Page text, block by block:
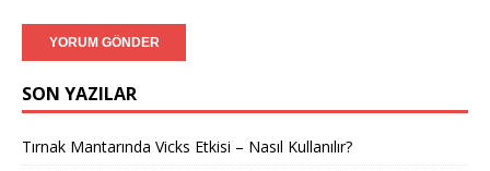
SON YAZILAR
Tırnak Mantarında Vicks Etkisi – Nasıl Kullanılır?